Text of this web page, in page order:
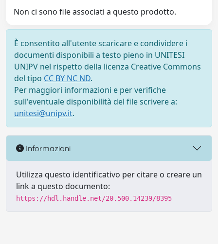
Non ci sono file associati a questo prodotto.
È consentito all'utente scaricare e condividere i
documenti disponibili a testo pieno in UNITESI
UNIPV nel rispetto della licenza Creative Commons
del tipo CC BY NC ND.
Per maggiori informazioni e per verifiche
sull'eventuale disponibilità del file scrivere a:
unitesi@unipv.it.
Informazioni
Utilizza questo identificativo per citare o creare un
link a questo documento:
https://hdl.handle.net/20.500.14239/8395